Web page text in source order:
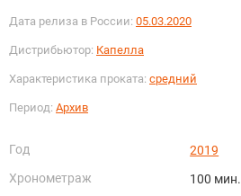
Дата релиза в России: 05.03.2020
Дистрибьютор: Капелла
Характеристика проката: средний
Период: Архив
Год
2019
Хронометраж
100 мин.